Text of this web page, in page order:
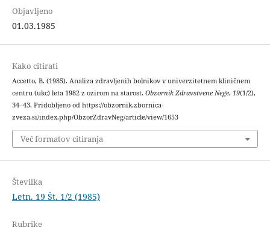
Objavljeno
01.03.1985
Kako citirati
Accetto, B. (1985). Analiza zdravljenih bolnikov v univerzitetnem kliničnem
centru (ukc) leta 1982 z ozirom na starost. Obzornik Zdravstvene Nege, 19(1/2),
34–43. Pridobljeno od https://obzornik.zbornica-
zveza.si/index.php/ObzorZdravNeg/article/view/1653
Več formatov citiranja
Številka
Letn. 19 Št. 1/2 (1985)
Rubrike